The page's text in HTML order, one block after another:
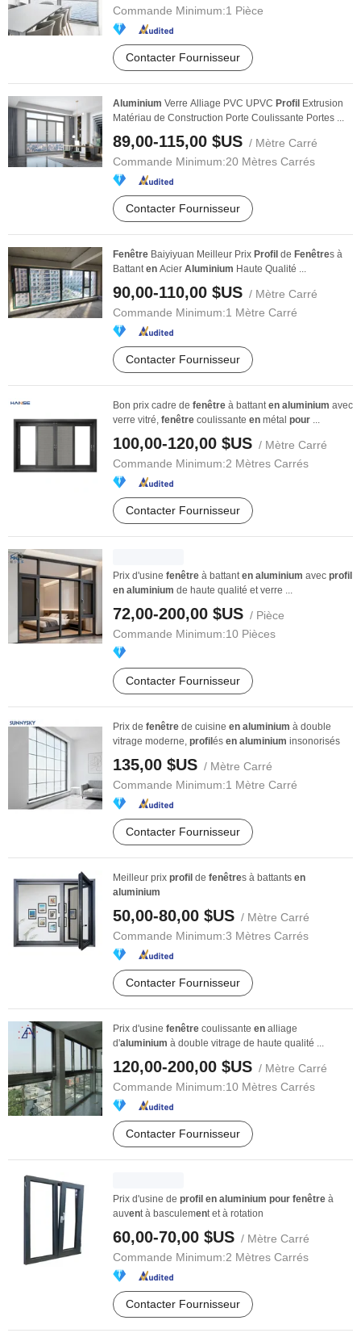
Commande Minimum:1 Pièce
Contacter Fournisseur
Aluminium Verre Alliage PVC UPVC Profil Extrusion
Matériau de Construction Porte Coulissante Portes ...
89,00-115,00 $US / Mètre Carré
Commande Minimum:20 Mètres Carrés
Contacter Fournisseur
Fenêtre Baiyiyuan Meilleur Prix Profil de Fenêtres à
Battanten Acier Aluminium Haute Qualité ...
90,00-110,00 $US / Mètre Carré
Commande Minimum:1 Mètre Carré
Contacter Fournisseur
Bon prix cadre de fenêtre à battanten aluminium avec
verre vitré, fenêtre coulissante en métal pour ...
100,00-120,00 $US / Mètre Carré
Commande Minimum:2 Mètres Carrés
Contacter Fournisseur
Prix d'usine fenêtre à battanten aluminium avec profil
en aluminium de haute qualité et verre ...
72,00-200,00 $US / Pièce
Commande Minimum:10 Pièces
Contacter Fournisseur
Prix de fenêtre de cuisine en aluminium à double
vitrage moderne, profil és en aluminium insonorisés
135,00 $US / Mètre Carré
Commande Minimum:1 Mètre Carré
Contacter Fournisseur
Meilleur prix profil de fenêtres à battants en
aluminium
50,00-80,00 $US / Mètre Carré
Commande Minimum:3 Mètres Carrés
Contacter Fournisseur
Prix d'usine fenêtre coulissante en alliage
d'aluminium à double vitrage de haute qualité ...
120,00-200,00 $US / Mètre Carré
Commande Minimum:10 Mètres Carrés
Contacter Fournisseur
Prix d'usine de profil en aluminium pour fenêtre à
auvent à basculement et à rotation
60,00-70,00 $US / Mètre Carré
Commande Minimum:2 Mètres Carrés
Contacter Fournisseur